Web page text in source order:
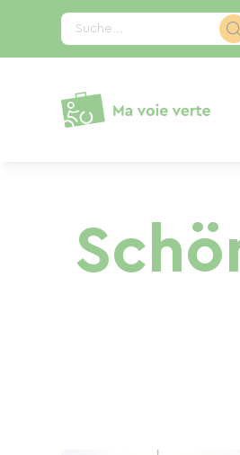
Suche...
Cookie-Einstellungen